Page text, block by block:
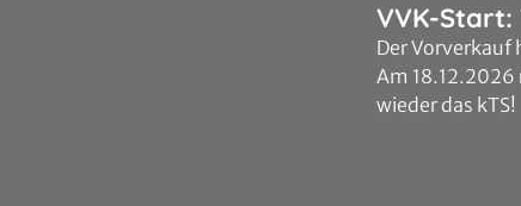
VVK-Start:
Der Vorverkauf
Am 18.12.2026
wieder das kTS!